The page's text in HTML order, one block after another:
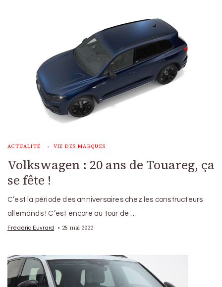
ACTUALITÉ VIE DES MARQUES
Volkswagen : 20 ans de Touareg, ça
se fête !
C’est la période des anniversaires chez les constructeurs
allemands ! C’est encore au tour de …
Frédéric Euvrard 25 mai 2022